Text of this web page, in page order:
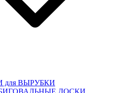
ВЫРУБКИ
ДОСКИ